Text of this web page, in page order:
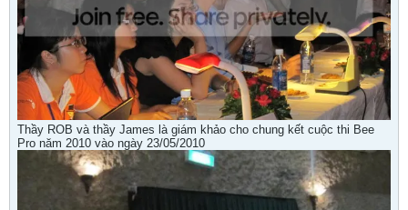
Thầy ROB và thầy James là giám khảo cho chung kết cuộc thi Bee
Pro năm 2010 vào ngày 23/05/2010